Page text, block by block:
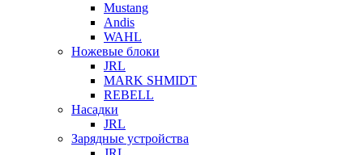
Mustang
Andis
WAHL
Ножевые блоки
JRL
MARK SHMIDT
REBELL
Насадки
JRL
Зарядные устройства